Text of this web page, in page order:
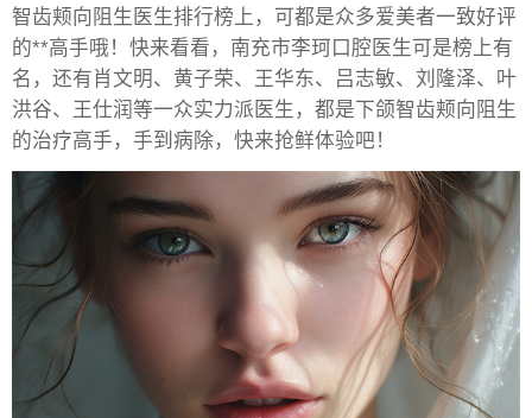
智齿颊向阻生医生排行榜上，可都是众多爱美者一致好评
的**高手哦！快来看看，南充市李珂口腔医生可是榜上有
名，还有肖文明、黄子荣、王华东、吕志敏、刘隆泽、叶
洪谷、王仕润等一众实力派医生，都是下颌智齿颊向阻生
的治疗高手，手到病除，快来抢鲜体验吧！